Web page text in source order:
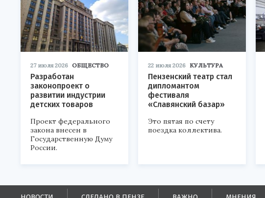
27 июля 2026 ОБЩЕСТВО
Разработан
законопроект о
развитии индустрии
детских товаров
Проект федерального
закона внесен в
Государственную Думу
России.
22 июля 2026 КУЛЬТУРА
Пензенский театр стал
дипломантом
фестиваля
«Славянский базар»
Это пятая по счету
поездка коллектива.